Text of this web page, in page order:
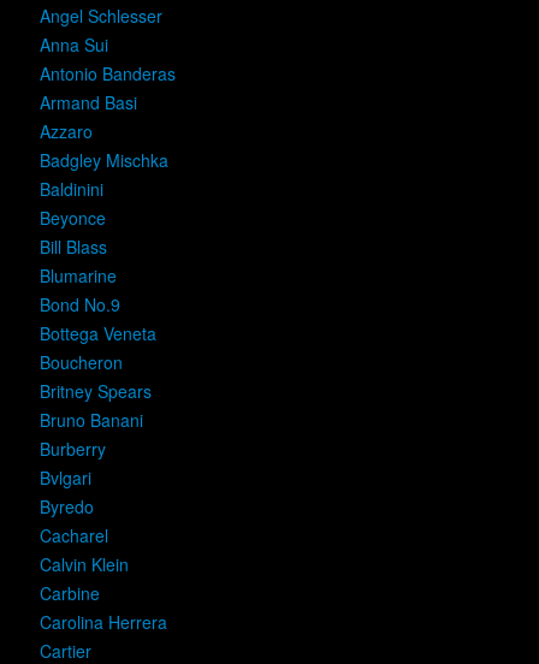
Angel Schlesser
Anna Sui
Antonio Banderas
Armand Basi
Azzaro
Badgley Mischka
Baldinini
Beyonce
Bill Blass
Blumarine
Bond No.9
Bottega Veneta
Boucheron
Britney Spears
Bruno Banani
Burberry
Bvlgari
Byredo
Cacharel
Calvin Klein
Carbine
Carolina Herrera
Cartier